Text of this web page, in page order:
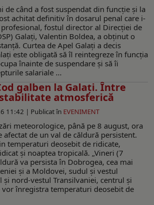
de când a fost suspendat din funcție și la
achitat definitiv în dosarul penal care i-
fostul director al Direcției de
Galați, Valentin Boldea, a obținut o
Curtea de Apel Galați a decis
este obligată să îl reintegreze în funcția
înainte de suspendare și să îi
salariale ...
galben la Galaţi. Între
atmosferică
11:42 | Publicat în EVENIMENT
meteorologice, până pe 8 august, ora
afectat de un val de căldură persistent.
temperaturi deosebit de ridicate,
şi noaptea tropicală. „Vineri (7
va persista în Dobrogea, cea mai
și a Moldovei, sudul și vestul
și nord-vestul Transilvaniei, centrul și
vor înregistra temperaturi deosebit de